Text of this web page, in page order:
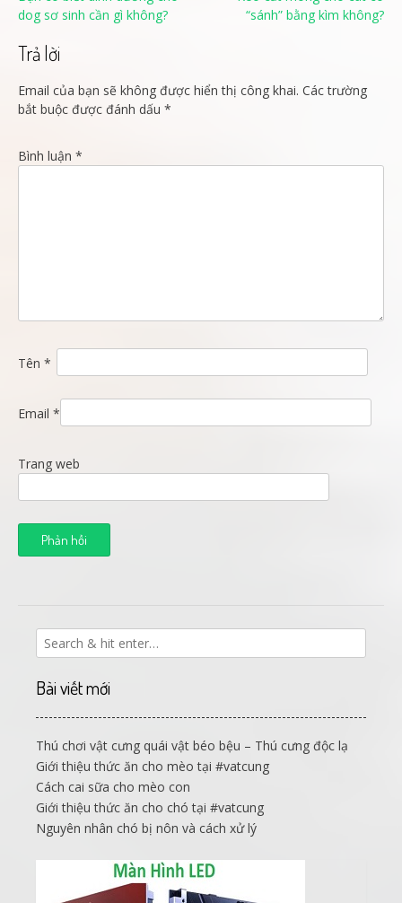
hướng
bài
dog sơ sinh cần gì không?
“sánh” bằng kìm không?
Trả lời
Email của bạn sẽ không được hiển thị công khai. Các trường
bắt buộc được đánh dấu *
Bình luận *
Tên *
Email *
Trang web
Bài viết mới
Thú chơi vật cưng quái vật béo bệu – Thú cưng độc lạ
Giới thiệu thức ăn cho mèo tại #vatcung
Cách cai sữa cho mèo con
Giới thiệu thức ăn cho chó tại #vatcung
Nguyên nhân chó bị nôn và cách xử lý